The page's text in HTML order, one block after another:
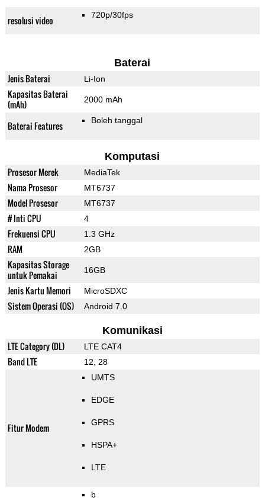
resolusi video 720p/30fps
Baterai
Jenis Baterai Li-Ion
Kapasitas Baterai
(mAh)
2000 mAh
Baterai Features Boleh tanggal
Komputasi
Prosesor Merek MediaTek
Nama Prosesor MT6737
Model Prosesor MT6737
# Inti CPU 4
Frekuensi CPU 1.3 GHz
RAM 2GB
Kapasitas Storage
untuk Pemakai
16GB
Jenis Kartu Memori MicroSDXC
Sistem Operasi (OS) Android 7.0
Komunikasi
LTE Category (DL) LTE CAT4
Band LTE 12, 28
Fitur Modem
UMTS
EDGE
GPRS
HSPA+
LTE
b